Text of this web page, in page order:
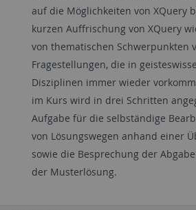
auf die Möglichkeiten von XQuery
kurzen Auffrischung von XQuery
von thematischen Schwerpunkten
Fragestellungen, die in
Disziplinen immer wieder
im Kurs wird in drei Schritten
Aufgabe für die selbständige
von Lösungswegen anhand einer
sowie die Besprechung der
der Musterlösung.